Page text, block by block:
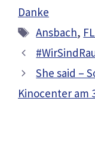
Danke
Ansbach,
She said –
Kinocenter am